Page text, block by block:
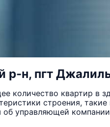
р-н, пгт
квартир в
строения,
управляющей